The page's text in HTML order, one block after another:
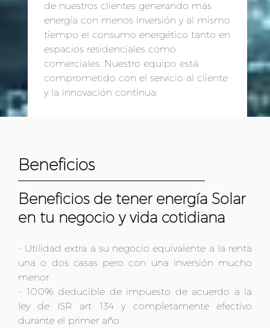
de nuestros clientes generando más
energía con menos inversión y al mismo
tiempo el consumo energético tanto en
espacios residenciales como
comerciales. Nuestro equipo está
comprometido con el servicio al cliente
y la innovación continua.
Beneficios
Beneficios de tener energía Solar
en tu negocio y vida cotidiana
- Utilidad extra a su negocio equivalente a la renta
una o dos casas pero con una inversión mucho
menor
- 100% deducible de impuesto de acuerdo a la
ley de ISR art 134 y completamente efectivo
durante el primer año